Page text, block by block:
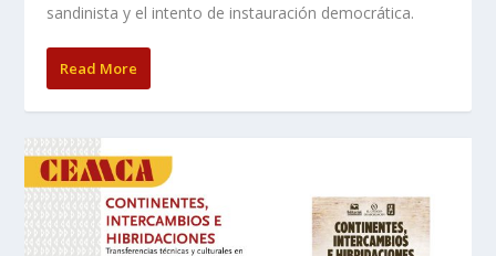
sandinista y el intento de instauración democrática.
Read More